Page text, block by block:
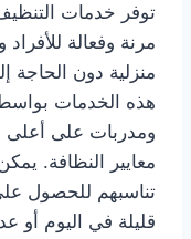
توفر خدمات
مرنة وفعالة
منزلية دون الحاجة
هذه الخدمات
ومدربات على
معايير النظافة.
تناسبهم للحصول
قليلة في اليوم أو